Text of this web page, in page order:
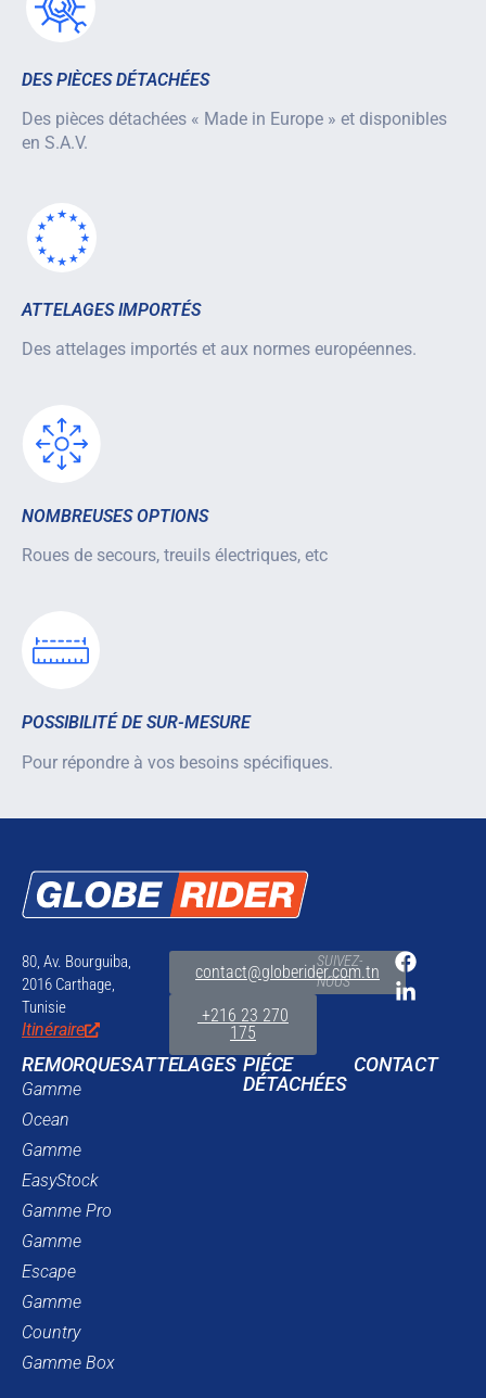
DES PIÈCES DÉTACHÉES
Des pièces détachées « Made in Europe » et disponibles
en S.A.V.
ATTELAGES IMPORTÉS
Des attelages importés et aux normes européennes.
NOMBREUSES OPTIONS
Roues de secours, treuils électriques, etc
POSSIBILITÉ DE SUR-MESURE
Pour répondre à vos besoins spéciﬁques.
80, Av. Bourguiba,
2016 Carthage,
Tunisie
Itinéraire
contact@globerider.com.tn
+216 23 270
175
SUIVEZ-
NOUS
REMORQUES
Gamme
Ocean
Gamme
EasyStock
Gamme Pro
Gamme
Escape
Gamme
Country
Gamme Box
ATTELAGES PIÉCE
DÉTACHÉES
CONTACT